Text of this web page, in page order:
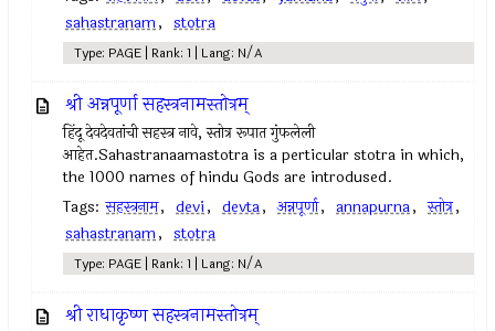
sahastranam, stotra
Type: PAGE | Rank: 1 | Lang: N/A
श्री अन्नपूर्णा सहस्त्रनामस्तोत्रम्
हिंदू देवदेवतांची सहस्त्र नावे, स्तोत्र रूपात गुंफलेली
आहेत.Sahastranaamastotra is a perticular stotra in which,
the 1000 names of hindu Gods are introdused.
Tags: सहस्त्रनाम, devi, devta, अन्नपूर्णा, annapurna, स्तोत्र,
sahastranam, stotra
Type: PAGE | Rank: 1 | Lang: N/A
श्री राधाकृष्ण सहस्त्रनामस्तोत्रम्